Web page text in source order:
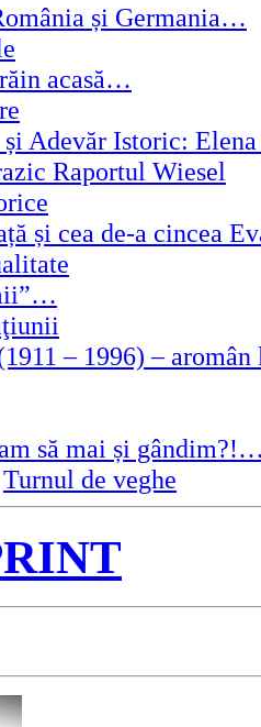
și Germania…
acasă…
Adevăr Istoric:
Raportul Wiesel
și cea de-a cincea
– 1996) –
să mai și
Turnul de veghe